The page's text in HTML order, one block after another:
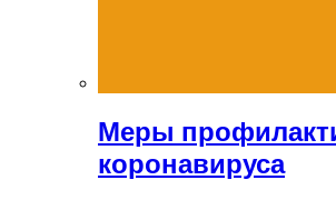
Меры
коронавируса